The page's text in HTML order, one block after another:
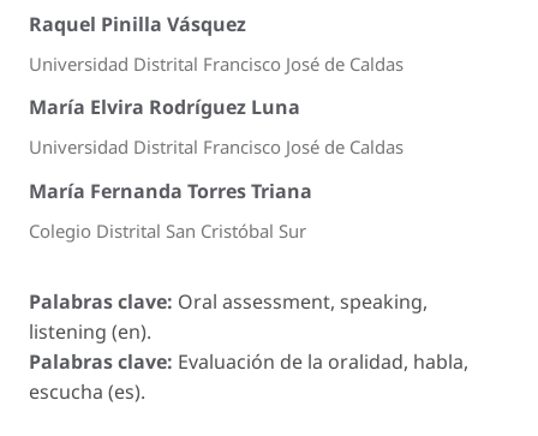
Raquel Pinilla Vásquez
Universidad Distrital Francisco José de Caldas
María Elvira Rodríguez Luna
Universidad Distrital Francisco José de Caldas
María Fernanda Torres Triana
Colegio Distrital San Cristóbal Sur
Palabras clave: Oral assessment, speaking,
listening (en).
Palabras clave: Evaluación de la oralidad, habla,
escucha (es).